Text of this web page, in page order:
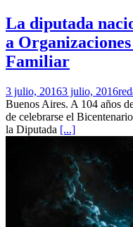
La diputada
a
Familiar
3 julio, 20163 julio, 2016
Buenos Aires. A 104 años
de celebrarse el
la Diputada [...]